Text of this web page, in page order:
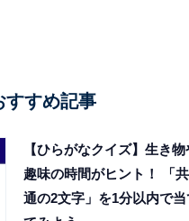
すすめ記事
【ひらがなクイズ】生き物
趣味の時間がヒント！ 「共
通の2文字」を1分以内で当